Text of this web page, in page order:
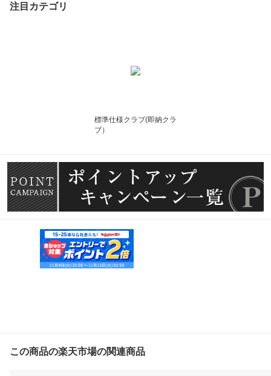
注目カテゴリ
標準仕様クラブ(即納クラ
ブ）
この商品の楽天市場の関連商品